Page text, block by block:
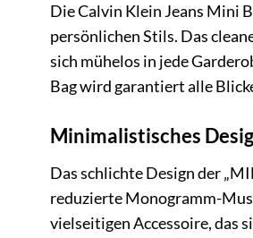
Die Calvin Klein Jeans Mini
persönlichen Stils. Das
sich mühelos in jede
Bag wird garantiert alle
Minimalistisches
Das schlichte Design der
reduzierte Monogramm-
vielseitigen Accessoire, das